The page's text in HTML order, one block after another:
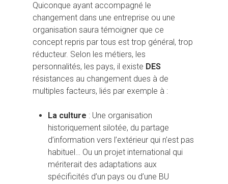
Quiconque ayant accompagné le
changement dans une entreprise ou une
organisation saura témoigner que ce
concept repris par tous est trop général, trop
réducteur. Selon les métiers, les
personnalités, les pays, il existe DES
résistances au changement dues à de
multiples facteurs, liés par exemple à :
La culture : Une organisation
historiquement silotée, du partage
d’information vers l’extérieur qui n’est pas
habituel… Ou un projet international qui
mériterait des adaptations aux
spécificités d’un pays ou d’une BU